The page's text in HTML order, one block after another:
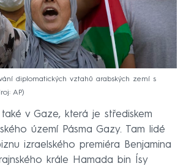
diplomatických vztahů arabských zemí s
AP
v Gaze, která je střediskem
území Pásma Gazy. Tam lidé
izraelského premiéra Benjamina
krále Hamada bin Ísy